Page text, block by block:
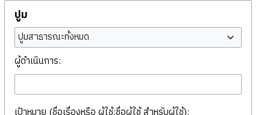
ปูม
ปูมสาธารณะทั้งหมด
ผู้ดำเนินการ: